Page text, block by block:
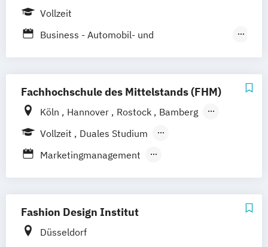
Vollzeit
Business - Automobil- und
Lifestyle- und Markenmanagement
Fitness- und Eventmanagement
Business - Tourismus- und
Freizeitmanagement
Wirtschaftspsychologie
Fachhochschule des Mittelstands (FHM)
Köln Hannover Rostock
Bamberg
Bielefeld
Berlin Düren
Vollzeit
Duales Studium
Berufsbegleitendes Präsenzstudium
Marketingmanagement
Marketing
Fashion Design Institut
Düsseldorf